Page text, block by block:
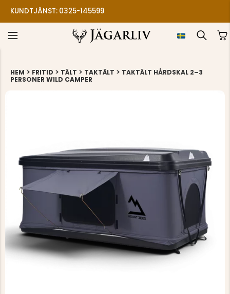
4.7 BASERAT PÅ 3128 BETYG
HEM > FRITID > TÄLT > TAKTÄLT > TAKTÄLT HÅRDSKAL 2–3
PERSONER WILD CAMPER